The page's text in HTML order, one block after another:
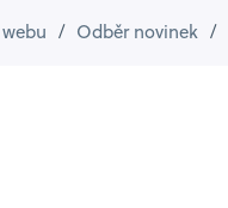
/ Odběr novinek /